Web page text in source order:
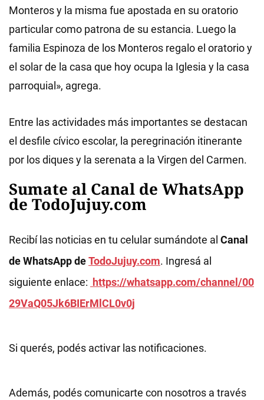
Monteros y la misma fue apostada en su oratorio
particular como patrona de su estancia. Luego la
familia Espinoza de los Monteros regalo el oratorio y
el solar de la casa que hoy ocupa la Iglesia y la casa
parroquial», agrega.
Entre las actividades más importantes se destacan
el desfile cívico escolar, la peregrinación itinerante
por los diques y la serenata a la Virgen del Carmen.
Sumate al Canal de WhatsApp
de TodoJujuy.com
Recibí las noticias en tu celular sumándote al Canal
de WhatsApp deTodoJujuy.com. Ingresá al
siguiente enlace: https://whatsapp.com/channel/00
29VaQ05Jk6BIErMlCL0v0j
Si querés, podés activar las notificaciones.
Además, podés comunicarte con nosotros a través